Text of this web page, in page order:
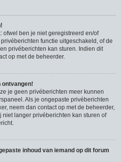
ofwel ben je niet geregistreerd en/of
functie uitgeschakeld, of de
privéberichten kan sturen. Indien dit
op met de beheerder.
ontvangen!
je geen privéberichten meer kunnen
Als je ongepaste privéberichten
neem dan contact op met de beheerder,
langer privéberichten kan sturen of
inhoud van iemand op dit forum